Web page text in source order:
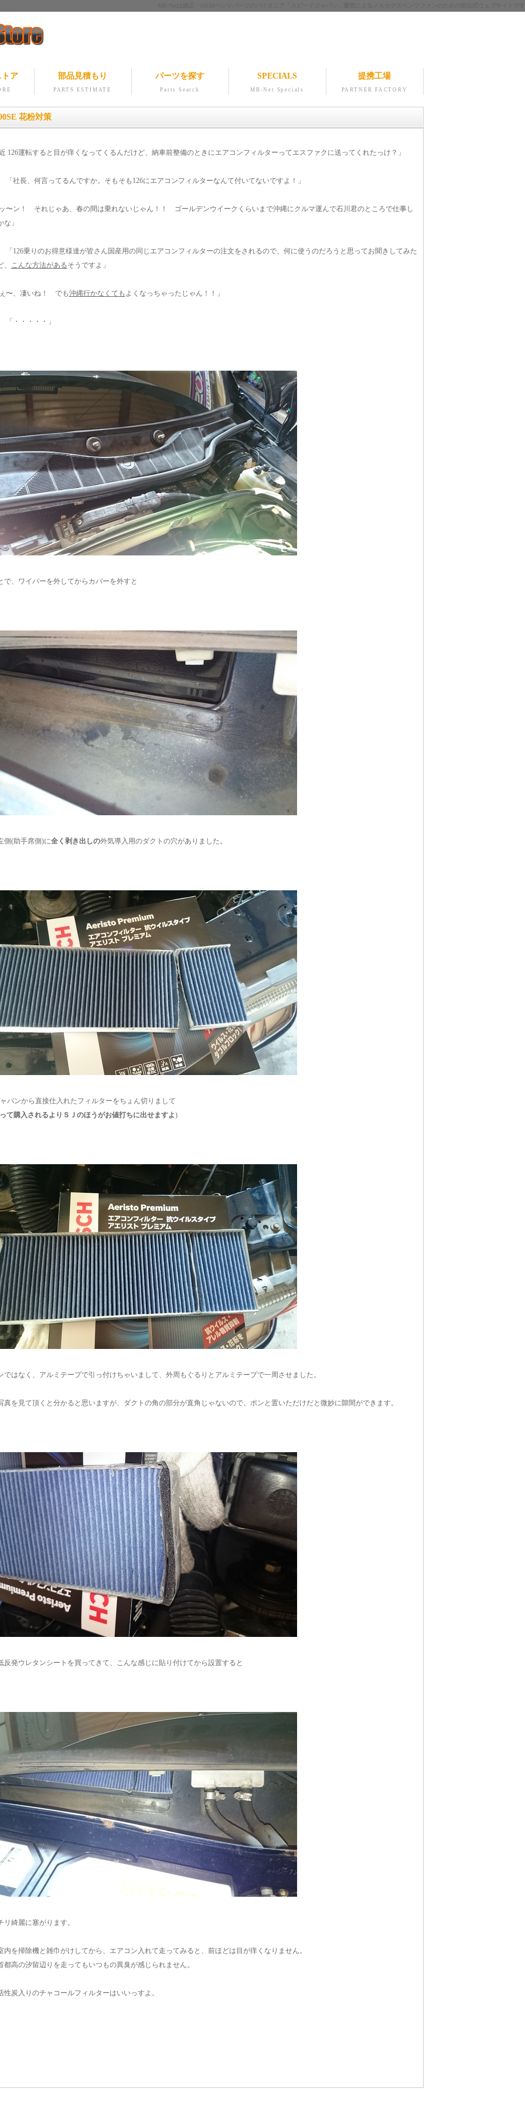
トア 部品見積もり
PARTS ESTIMATE
パーツを探す
Parts Search
SPECIALS
MB-Net Specials
提携工場
PARTNER FACTORY
花粉対策
126運転すると目が痒くなってくるんだけど、納車前整備のときにエアコンフィルターってエスファクに送ってくれたっけ？」
社長、何言ってるんですか。そもそも126にエアコンフィルターなんて付いてないですよ！」
ン！ それじゃあ、春の間は乗れないじゃん！！ ゴールデンウイークくらいまで沖縄にクルマ運んで石川君のところで仕事し
」
126乗りのお得意様達が皆さん国産用の同じエアコンフィルターの注文をされるので、何に使うのだろうと思ってお聞きしてみた
こんな方法があるそうですよ」
〜、凄いね！ でも沖縄行かなくても よくなっちゃったじゃん！！」
・・・・・」
で、ワイパーを外してからカバーを外すと
側(助手席側)に全く剥き出しの外気導入用のダクトの穴がありました。
パンから直接仕入れたフィルターをちょん切りまして
て購入されるよりＳＪのほうがお値打ちに出せますよ)
ではなく、アルミテープで引っ付けちゃいまして、外周もぐるりとアルミテープで一周させました。
真を見て頂くと分かると思いますが、ダクトの角の部分が直角じゃないので、ポンと置いただけだと微妙に隙間ができます。
反発ウレタンシートを買ってきて、こんな感じに貼り付けてから設置すると
リ綺麗に塞がります。
内を掃除機と雑巾がけしてから、エアコン入れて走ってみると、前ほどは目が痒くなりません。
都高の汐留辺りを走ってもいつもの異臭が感じられません。
性炭入りのチャコールフィルターはいいっすよ。